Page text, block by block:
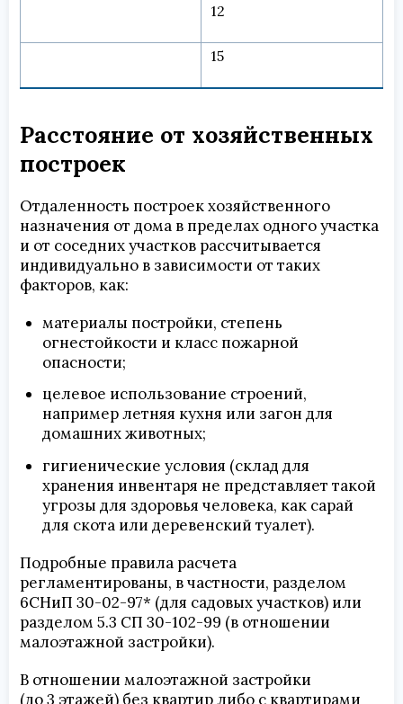
12
15
Расстояние от хозяйственных
построек
Отдаленность построек хозяйственного
назначения от дома в пределах одного участка
и от соседних участков рассчитывается
индивидуально в зависимости от таких
факторов, как:
материалы постройки, степень
огнестойкости и класс пожарной
опасности;
целевое использование строений,
например летняя кухня или загон для
домашних животных;
гигиенические условия (склад для
хранения инвентаря не представляет такой
угрозы для здоровья человека, как сарай
для скота или деревенский туалет).
Подробные правила расчета
регламентированы, в частности, разделом
6СНиП 30-02-97* (для садовых участков) или
разделом 5.3 СП 30-102-99 (в отношении
малоэтажной застройки).
В отношении малоэтажной застройки
(до 3 этажей) без квартир либо с квартирами